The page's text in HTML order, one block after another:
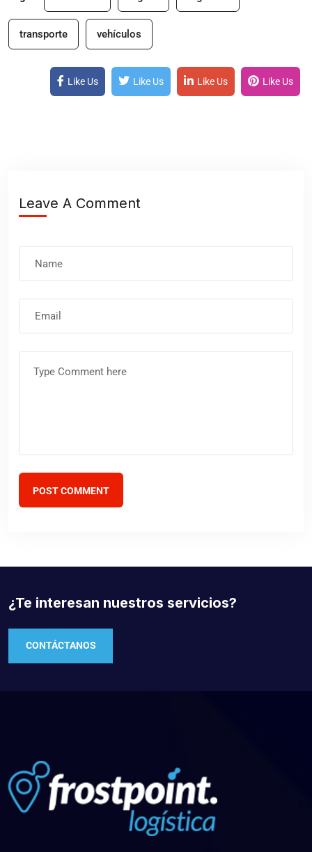
transporte vehículos
Like Us Like Us Like Us Like Us
Leave A Comment
electrónico
POST COMMENT
¿Te interesan nuestros servicios?
CONTÁCTANOS